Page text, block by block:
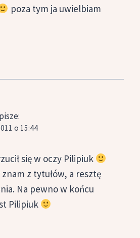
poza tym ja uwielbiam
pisze:
o 15:44
się w oczy Pilipiuk
z tytułów, a resztę
Na pewno w końcu
Pilipiuk